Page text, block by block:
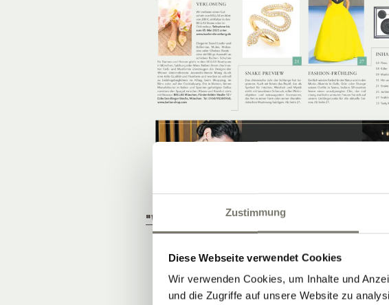
Zustimmung
Diese Webseite verwendet Cookies
Wir verwenden Cookies, um Inhalte und
und die Zugriffe auf unsere Website zu
"WOHNEN IM WEIN."